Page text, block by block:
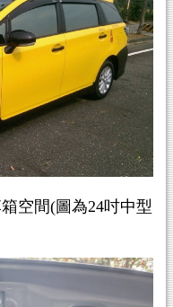
空間(圖為24吋中型